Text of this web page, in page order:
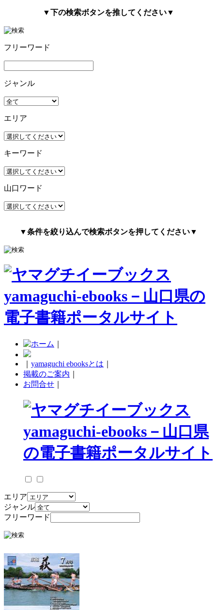
▼下の検索ボタンを推してください▼
フリーワード
ジャンル
エリア
キーワード
山口ワード
▼条件を絞り込んで検索ボタンを押してください▼
yamaguchi ebooksとは
掲載のご案内
お問合せ
エリア
ジャンル
フリーワード